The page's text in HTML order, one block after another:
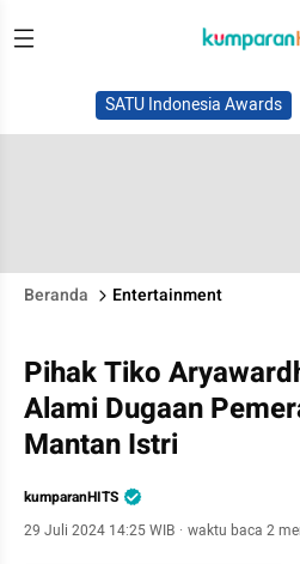
SATU Indonesia Awards
Beranda Entertainment
Pihak Tiko
Alami Dugaan
Mantan Istri
kumparanHITS
29 Juli 2024 14:25 WIB · waktu baca 2